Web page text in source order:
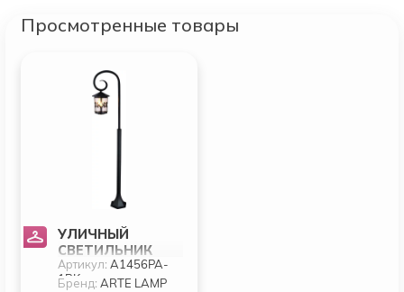
Просмотренные товары
УЛИЧНЫЙ
СВЕТИЛЬНИК
ARTE PERSIA
A1456PA-1BK
Артикул:A1456PA-
1BK
Бренд:ARTE LAMP